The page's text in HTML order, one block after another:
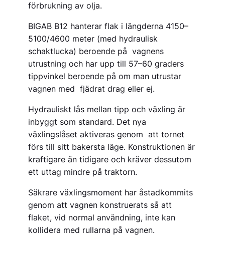
förbrukning av olja.
BIGAB B12 hanterar flak i längderna 4150–
5100/4600 meter (med hydraulisk
schaktlucka) beroende på vagnens
utrustning och har upp till 57–60 graders
tippvinkel beroende på om man utrustar
vagnen med fjädrat drag eller ej.
Hydrauliskt lås mellan tipp och växling är
inbyggt som standard. Det nya
växlingslåset aktiveras genom att tornet
förs till sitt bakersta läge. Konstruktionen är
kraftigare än tidigare och kräver dessutom
ett uttag mindre på traktorn.
Säkrare växlingsmoment har åstadkommits
genom att vagnen konstruerats så att
flaket, vid normal användning, inte kan
kollidera med rullarna på vagnen.